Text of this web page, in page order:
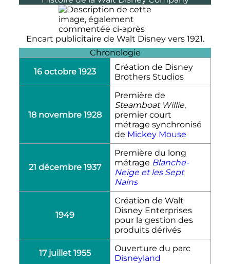
Encart publicitaire de Walt Disney vers 1921.
Chronologie
16 octobre 1923
Création de Disney
Brothers Studios
18 novembre 1928
Première de
Steamboat Willie,
premier court
métrage synchronisé
de Mickey Mouse
21 décembre 1937
Première du long
métrage Blanche-
Neige et les Sept
Nains
1949
Création de Walt
Disney Enterprises
pour la gestion des
produits dérivés
17 juillet 1955
Ouverture du parc
Disneyland